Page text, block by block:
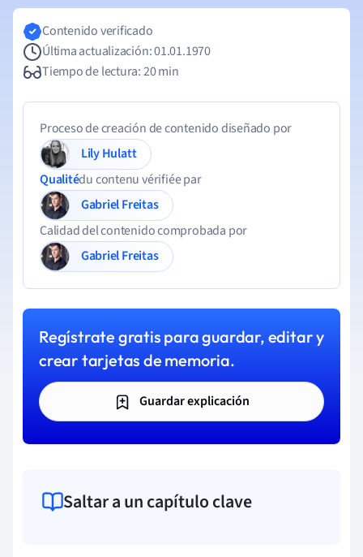
Contenido verificado
Última actualización: 01.01.1970
Tiempo de lectura: 20 min
Proceso de creación de contenido diseñado por
Lily Hulatt
Qualitédu contenu vérifiée par
Gabriel Freitas
Calidad del contenido comprobada por
Gabriel Freitas
Regístrate gratis para guardar, editar y
crear tarjetas de memoria.
Guardar explicación
Saltar a un capítulo clave